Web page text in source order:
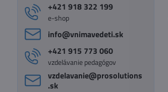
+421 918 322 199
e-shop
info​@vnimavedeti​.sk
+421 915 773 060
vzdelávanie pedagógov
vzdelavanie​@prosolutions​
.sk